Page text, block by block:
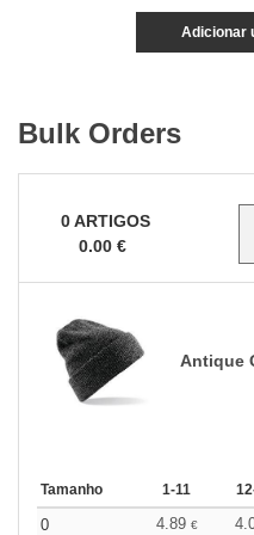
Adicionar
Bulk Orders
0ARTIGOS
0.00 €
Antique
Tamanho 1-11
0 4.89 €